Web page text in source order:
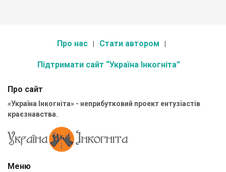
Про нас Стати автором
Підтримати сайт “Україна Інкогніта”
Про сайт
«Україна Інкогніта» - неприбутковий проект ентузіастів
краєзнавства.
Меню